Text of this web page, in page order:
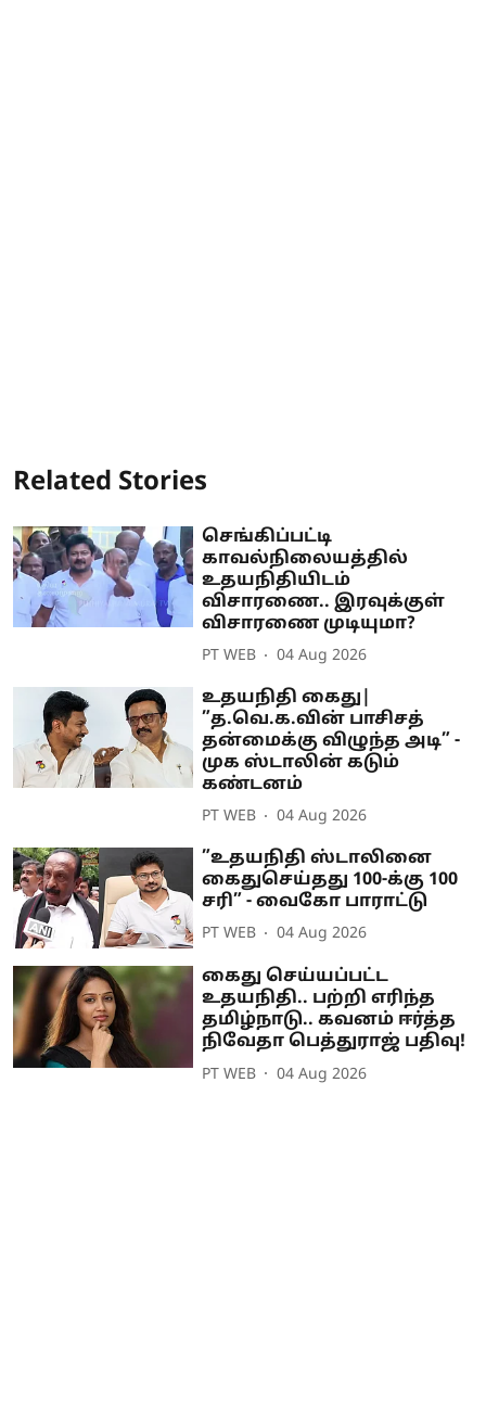
Related Stories
செங்கிப்பட்டி
காவல்நிலையத்தில்
உதயநிதியிடம்
விசாரணை.. இரவுக்குள்
விசாரணை முடியுமா?
PT WEB 04 Aug 2026
உதயநிதி கைது|
”த.வெ.க.வின் பாசிசத்
தன்மைக்கு விழுந்த அடி” -
முக ஸ்டாலின் கடும்
கண்டனம்
PT WEB 04 Aug 2026
”உதயநிதி ஸ்டாலினை
கைதுசெய்தது 100-க்கு 100
சரி” - வைகோ பாராட்டு
PT WEB 04 Aug 2026
கைது செய்யப்பட்ட
உதயநிதி.. பற்றி எரிந்த
தமிழ்நாடு.. கவனம் ஈர்த்த
நிவேதா பெத்துராஜ் பதிவு!
PT WEB 04 Aug 2026